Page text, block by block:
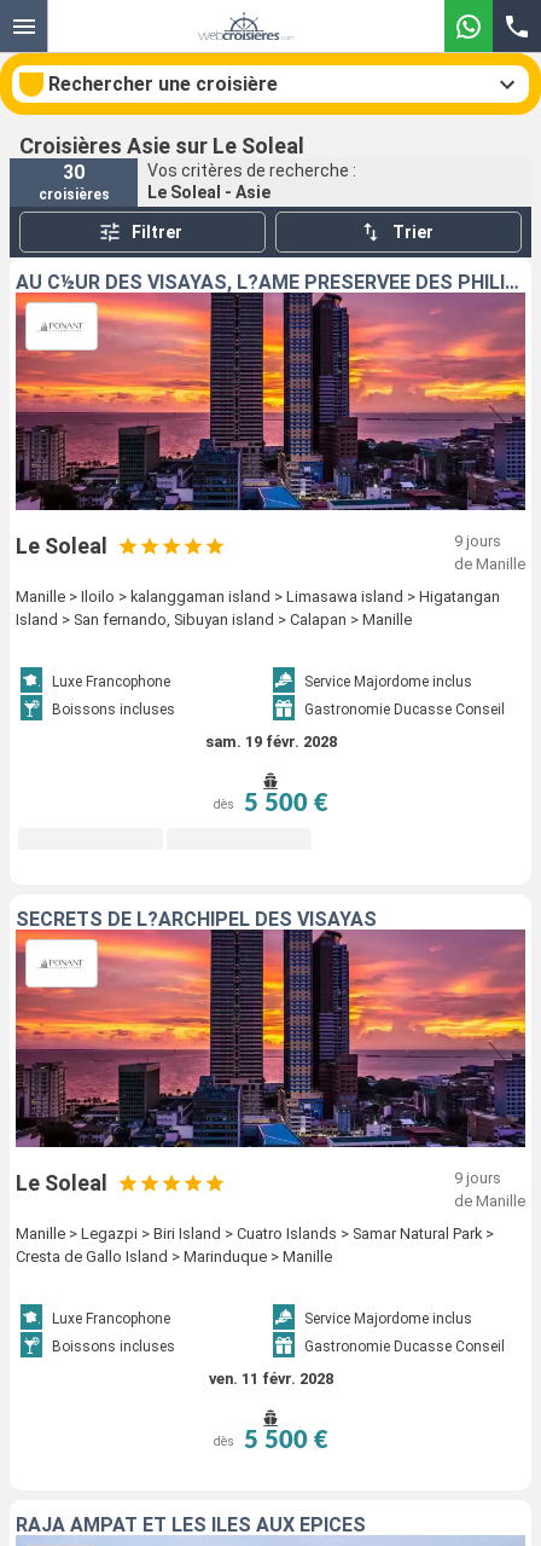
Rechercher une croisière
Nos destinations
Mois de départ
Ports Compagnies
Rechercher
Croisières Asie sur Le Soleal
30
croisières
Vos critères de recherche :
Le Soleal - Asie
Filtrer Trier
AU C½UR DES VISAYAS, L?ÂME PRÉSERVÉE DES PHILIPPINES
Le Soleal
9 jours
de Manille
Manille > Iloilo > kalanggaman island > Limasawa island > Higatangan
Island > San fernando, Sibuyan island > Calapan > Manille
Luxe Francophone
Service Majordome inclus
Boissons incluses
Gastronomie Ducasse Conseil
sam. 19 févr. 2028
dès 5 500 €
SECRETS DE L?ARCHIPEL DES VISAYAS
Le Soleal
9 jours
de Manille
Manille > Legazpi > Biri Island > Cuatro Islands > Samar Natural Park >
Cresta de Gallo Island > Marinduque > Manille
Luxe Francophone
Service Majordome inclus
Boissons incluses
Gastronomie Ducasse Conseil
ven. 11 févr. 2028
dès 5 500 €
RAJA AMPAT ET LES ÎLES AUX ÉPICES